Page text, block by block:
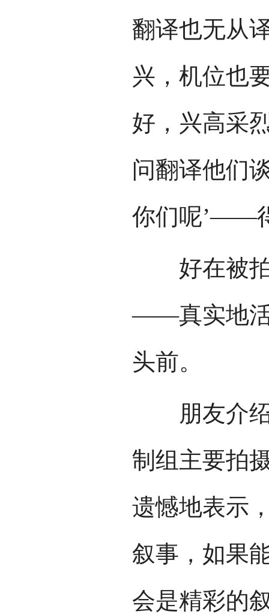
翻译也无从
兴，机位也
好，兴高采
问翻译他们
你们呢’——
好在被拍
——真实地活
头前。
朋友介绍
制组主要拍
遗憾地表示
叙事，如果
会是精彩的